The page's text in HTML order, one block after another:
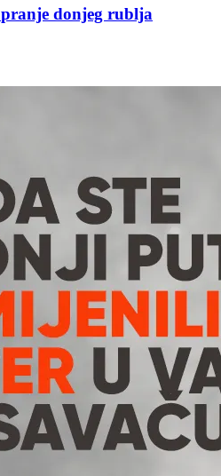
pranje donjeg rublja